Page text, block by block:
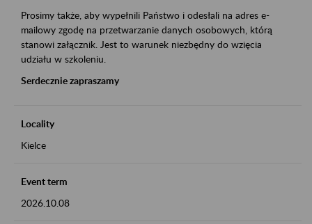
Prosimy także, aby wypełnili Państwo i odesłali na adres e-
mailowy zgodę na przetwarzanie danych osobowych, którą
stanowi załącznik. Jest to warunek niezbędny do wzięcia
udziału w szkoleniu.
Serdecznie zapraszamy
Locality
Kielce
Event term
2026.10.08